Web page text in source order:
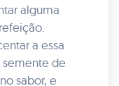
alguma
a essa
de
sabor, e